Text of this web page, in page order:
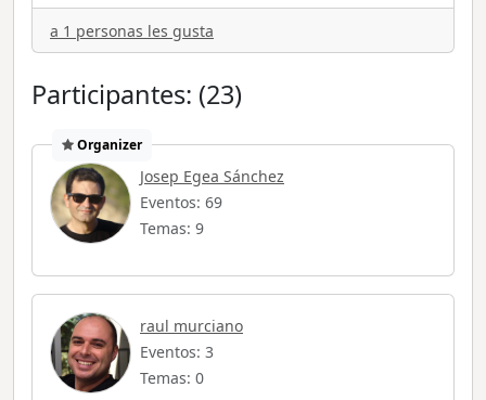
a 1 personas les gusta
Participantes: (23)
Organizer
Josep Egea Sánchez
Eventos: 69
Temas: 9
raul murciano
Eventos: 3
Temas: 0